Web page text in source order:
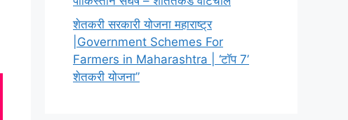
शेतकरी सरकारी योजना महाराष्ट्र
|Government Schemes For
Farmers in Maharashtra | ‘टॉप 7’
शेतकरी योजना”